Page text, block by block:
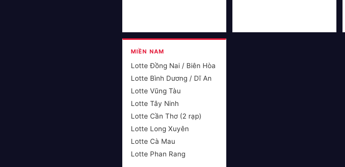
MIỀN NAM
Lotte Đồng Nai / Biên Hòa
Lotte Bình Dương / Dĩ An
Lotte Vũng Tàu
Lotte Tây Ninh
Lotte Cần Thơ (2 rạp)
Lotte Long Xuyên
Lotte Cà Mau
Lotte Phan Rang